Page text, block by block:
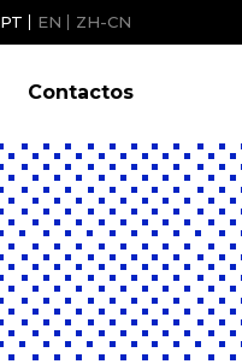
PT EN ZH-CN
Contactos